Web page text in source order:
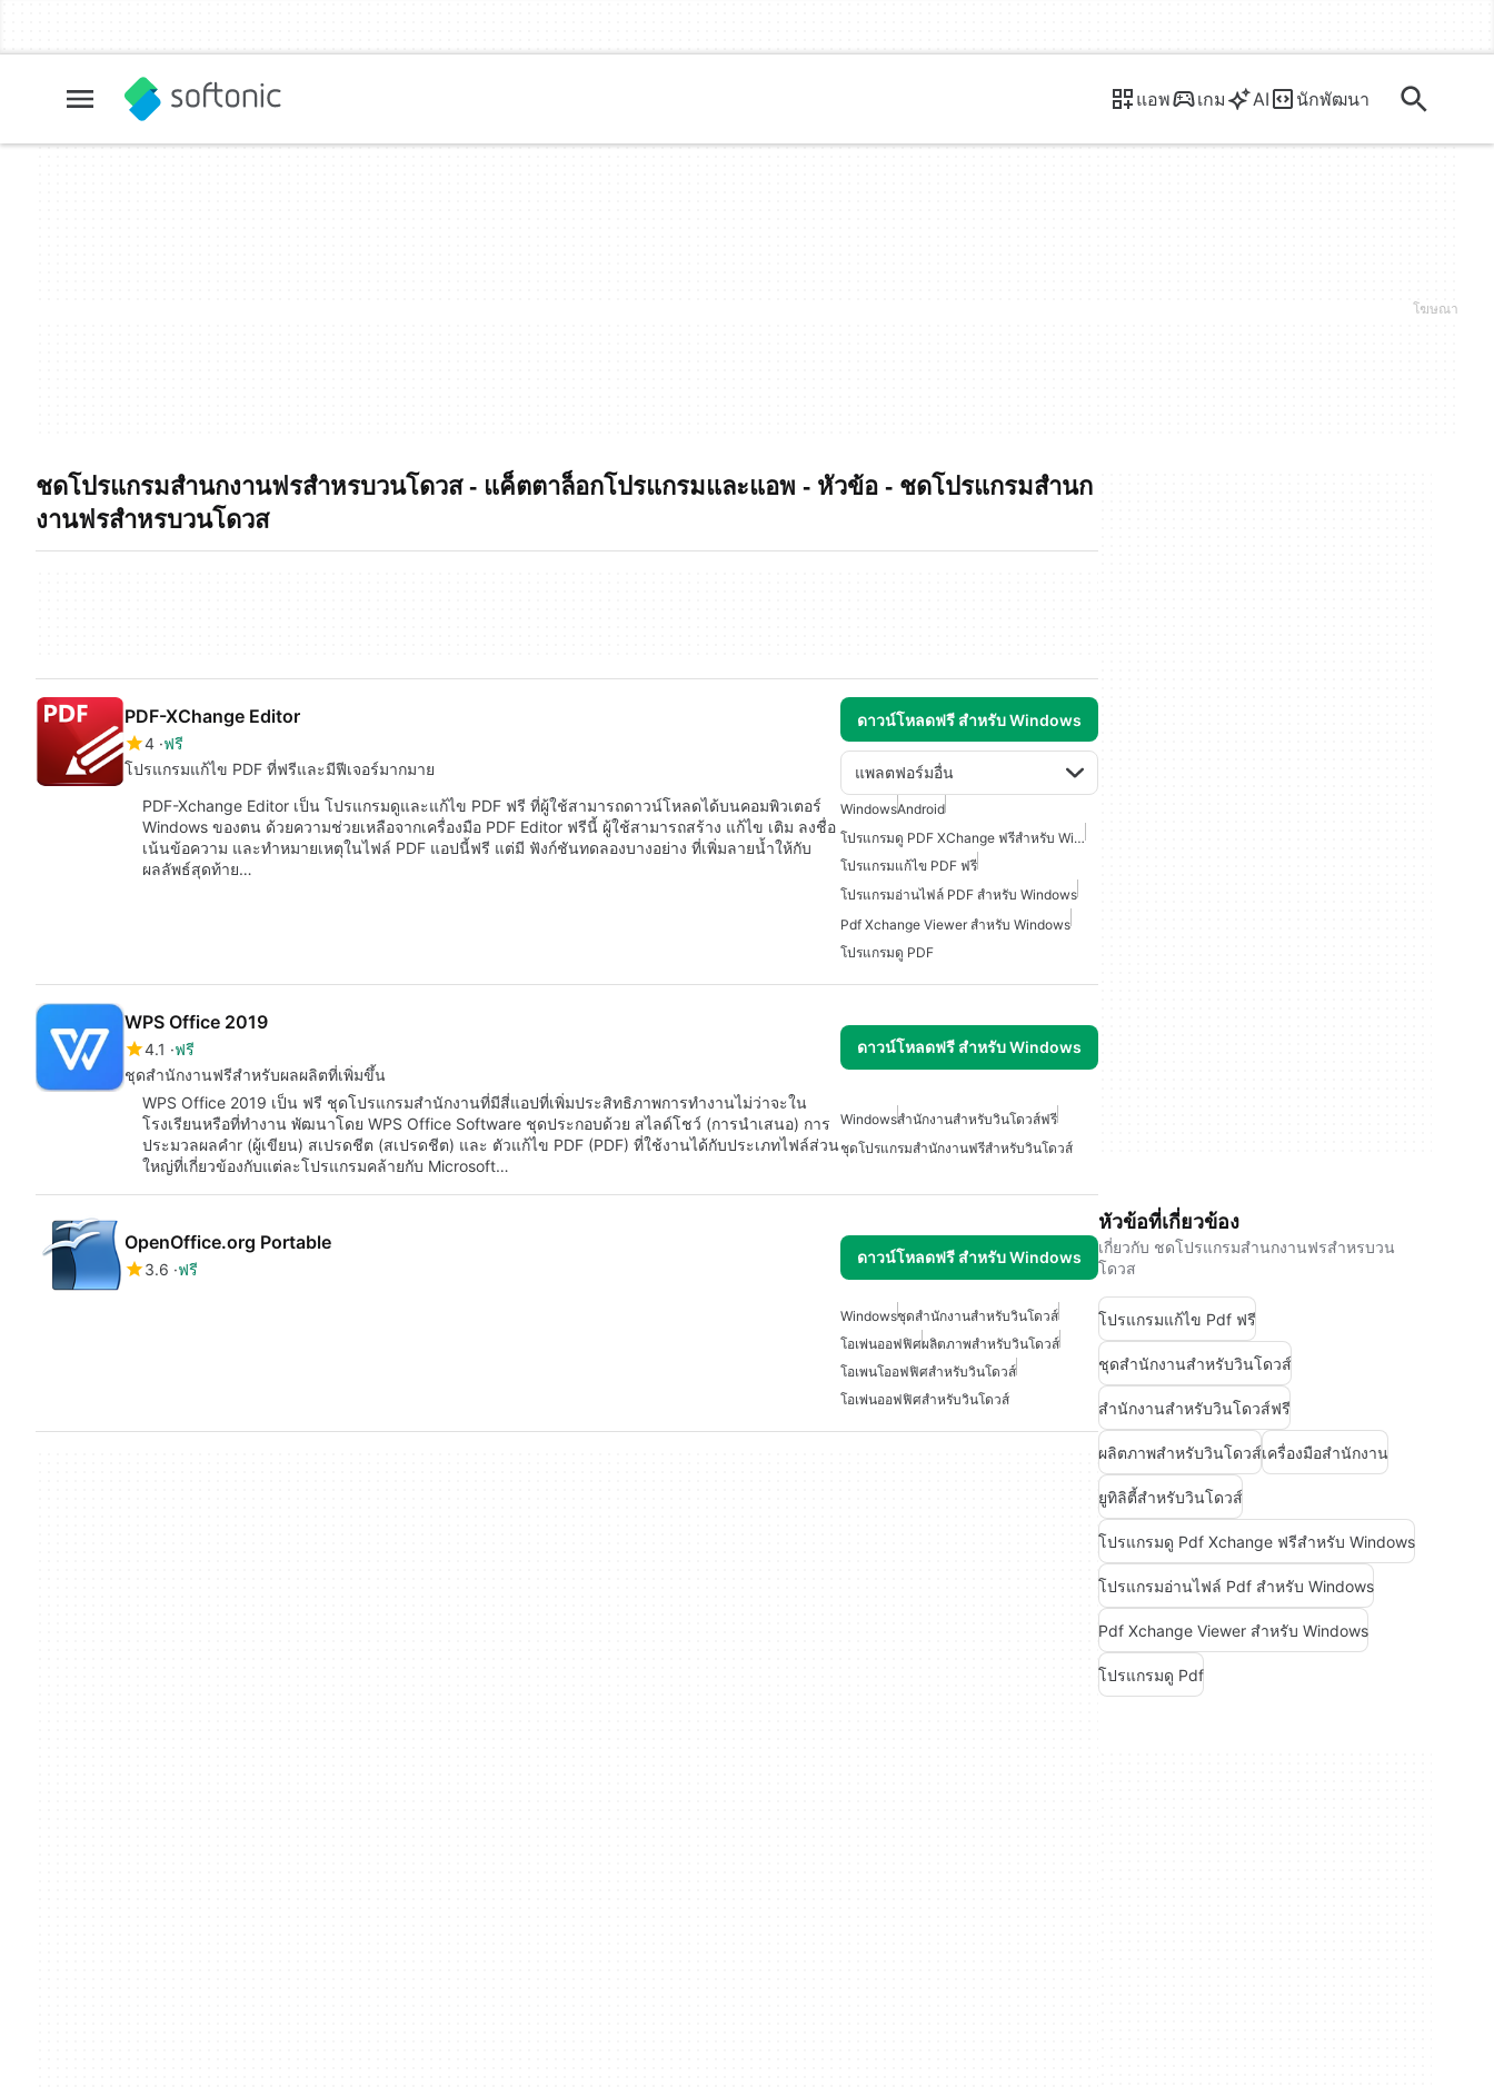
แอพ เกม AI นักพัฒนา
ชดโปรแกรมสำนกงานฟรสำหรบวนโดวส - แค็ตตาล็อกโปรแกรมและแอพ - หัวข้อ - ชดโปรแกรมสำนก
งานฟรสำหรบวนโดวส
PDF-XChange Editor
4 ฟรี
โปรแกรมแก้ไข PDF ที่ฟรีและมีฟีเจอร์มากมาย
ดาวน์โหลดฟรี สำหรับ Windows
แพลตฟอร์มอื่น
PDF-Xchange Editor เป็น โปรแกรมดูและแก้ไข PDF ฟรี ที่ผู้ใช้สามารถดาวน์โหลดได้บนคอมพิวเตอร์
Windows ของตน ด้วยความช่วยเหลือจากเครื่องมือ PDF Editor ฟรีนี้ ผู้ใช้สามารถสร้าง แก้ไข เติม ลงชื่อ
เน้นข้อความ และทำหมายเหตุในไฟล์ PDF แอปนี้ฟรี แต่มี ฟังก์ชันทดลองบางอย่าง ที่เพิ่มลายน้ำให้กับ
ผลลัพธ์สุดท้าย…
WindowsAndroid
โปรแกรมดู PDF XChange ฟรีสำหรับ Windows
โปรแกรมแก้ไข PDF ฟรี
โปรแกรมอ่านไฟล์ PDF สำหรับ Windows
Pdf Xchange Viewer สำหรับ Windows
โปรแกรมดู PDF
WPS Office 2019
4.1
ฟรี
ชุดสำนักงานฟรีสำหรับผลผลิตที่เพิ่มขึ้น
ดาวน์โหลดฟรี สำหรับ Windows
WPS Office 2019 เป็น ฟรี ชุดโปรแกรมสำนักงานที่มีสี่แอปที่เพิ่มประสิทธิภาพการทำงานไม่ว่าจะใน
โรงเรียนหรือที่ทำงาน พัฒนาโดย WPS Office Software ชุดประกอบด้วย สไลด์โชว์ (การนำเสนอ) การ
ประมวลผลคำr (ผู้เขียน) สเปรดชีต (สเปรดชีต) และ ตัวแก้ไข PDF (PDF) ที่ใช้งานได้กับประเภทไฟล์ส่วน
ใหญ่ที่เกี่ยวข้องกับแต่ละโปรแกรมคล้ายกับ Microsoft…
Windowsสำนักงานสำหรับวินโดวส์ฟรี
ชุดโปรแกรมสำนักงานฟรีสำหรับวินโดวส์
OpenOffice.org Portable
3.6 ฟรี
ดาวน์โหลดฟรี สำหรับ Windows
Windowsชุดสำนักงานสำหรับวินโดวส์
โอเพ่นออฟฟิศผลิตภาพสำหรับวินโดวส์
โอเพนโออฟฟิศสำหรับวินโดวส์
โอเพ่นออฟฟิศสำหรับวินโดวส์
หัวข้อที่เกี่ยวข้อง
เกี่ยวกับ ชดโปรแกรมสำนกงานฟรสำหรบวน
โดวส
โปรแกรมแก้ไข Pdf ฟรี
ชุดสำนักงานสำหรับวินโดวส์
สำนักงานสำหรับวินโดวส์ฟรี
ผลิตภาพสำหรับวินโดวส์เครื่องมือสำนักงาน
ยูทิลิตี้สำหรับวินโดวส์
โปรแกรมดู Pdf Xchange ฟรีสำหรับ Windows
โปรแกรมอ่านไฟล์ Pdf สำหรับ Windows
Pdf Xchange Viewer สำหรับ Windows
โปรแกรมดู Pdf